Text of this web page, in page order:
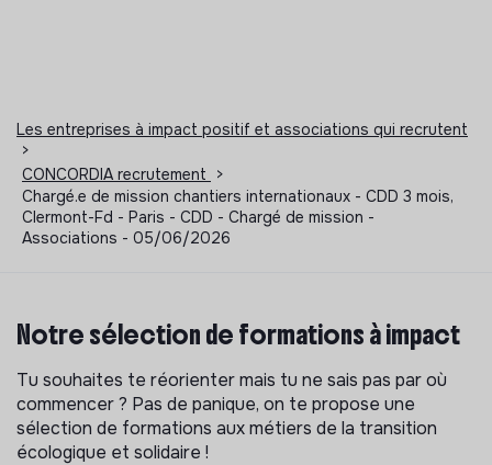
Les entreprises à impact positif et associations qui recrutent
>
CONCORDIA recrutement
>
Chargé.e de mission chantiers internationaux - CDD 3 mois,
Clermont-Fd - Paris - CDD - Chargé de mission -
Associations - 05/06/2026
Notre sélection de formations à impact
Tu souhaites te réorienter mais tu ne sais pas par où
commencer ? Pas de panique, on te propose une
sélection de formations aux métiers de la transition
écologique et solidaire !